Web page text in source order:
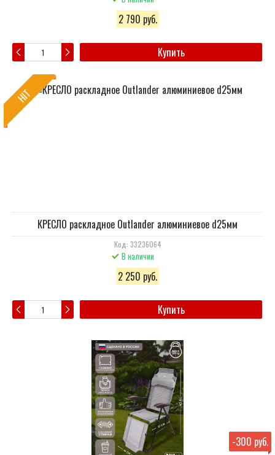
2 790 руб.
Купить
HIT
КРЕСЛО раскладное Outlander алюминиевое d25мм
Код: 33236064
В наличии
2 250 руб.
Купить
-300 руб.